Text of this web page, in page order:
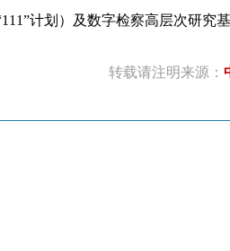
计划）及数字检察高层次研究基
转载请注明来源：